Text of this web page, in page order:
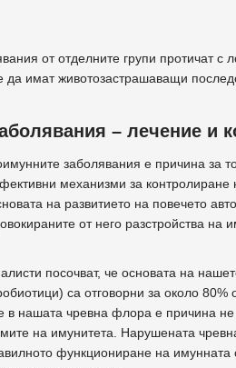
от отделните групи протичат
да имат животозастрашаващи
– лечение и
заболявания е причина за
механизми за
на развитието на повечето
от него разстройства на
посочват, че основата на
са отговорни за около
в нашата чревна флора е причина
на имунитета. Нарушената
функциониране на